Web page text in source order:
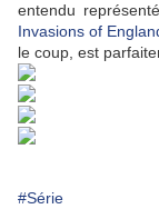
entendu
Invasions of
le coup, est
#Série